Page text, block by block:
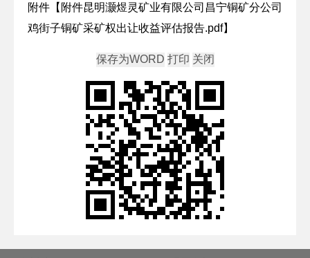
附件【 附件昆明灏煜灵矿业有限公司昌宁铜矿分公司
鸡街子铜矿采矿权出让收益评估报告.pdf】